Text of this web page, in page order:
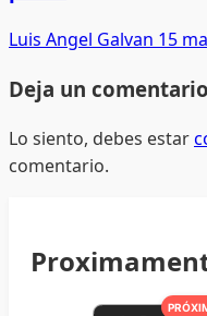
Luis Angel Galvan 15
Deja un comentario
Lo siento, debes estar
comentario.